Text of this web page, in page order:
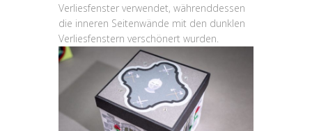
Verliesfenster verwendet, währenddessen
die inneren Seitenwände mit den dunklen
Verliesfenstern verschönert wurden.